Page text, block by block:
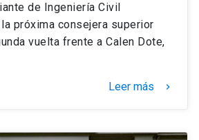
de Ingeniería Civil
próxima consejera superior
vuelta frente a Calen Dote,
Leer más keyboard_arrow_right